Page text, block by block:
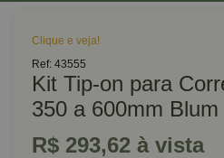
Clique e veja!
Ref: 43555
Kit Tip-on para
350 a 600mm Blum
R$ 293,62 à vista